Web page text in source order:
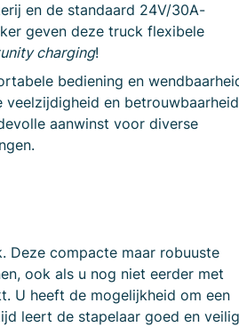
en de standaard 24V/30A-
geven deze truck flexibele
charging!
bediening en
en betrouwbaarheid
aanwinst voor diverse
Deze compacte maar robuuste
ook als u nog niet eerder met
U heeft de mogelijkheid om een
leert de stapelaar goed en